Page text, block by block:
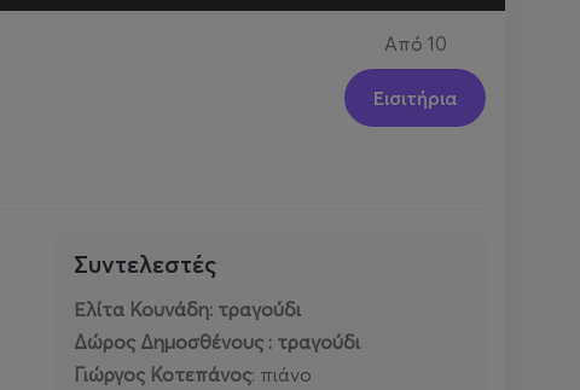
Από 10
Εισιτήρια
Συντελεστές
Ελίτα Κουνάδη: τραγούδι
Δώρος Δημοσθένους : τραγούδι
Γιώργος Κοτεπάνος: πιάνο